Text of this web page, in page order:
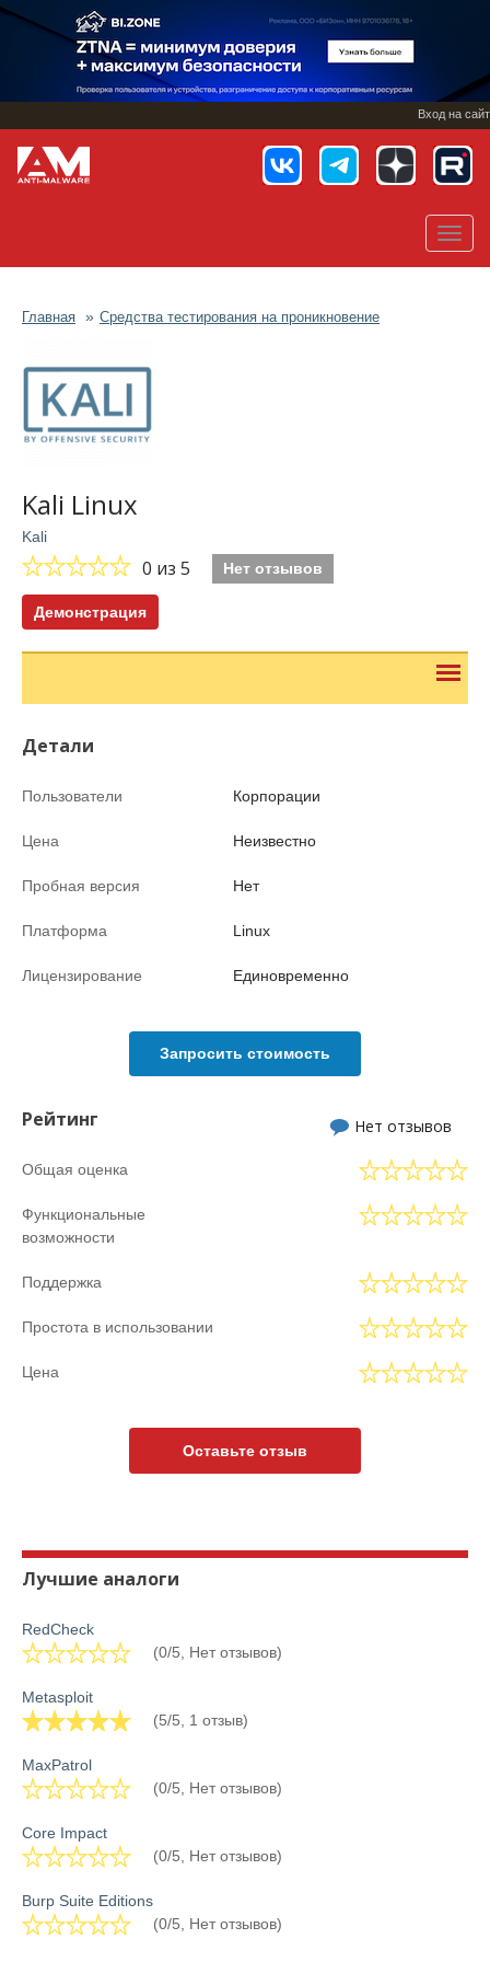
Перейти
основному
Вход на сайт
Главная Средства тестирования на проникновение
Kali Linux
Kali
0 из 5 Нет отзывов
Демонстрация
Детали
Пользователи Корпорации
Цена Неизвестно
Пробная версия Нет
Платформа Linux
Лицензирование Единовременно
Запросить стоимость
Рейтинг Нет отзывов
Общая оценка
Функциональные
возможности
Поддержка
Простота в использовании
Цена
Оставьте отзыв
Лучшие аналоги
RedCheck
(0/5, Нет отзывов)
Metasploit
(5/5, 1 отзыв)
MaxPatrol
(0/5, Нет отзывов)
Core Impact
(0/5, Нет отзывов)
Burp Suite Editions
(0/5, Нет отзывов)